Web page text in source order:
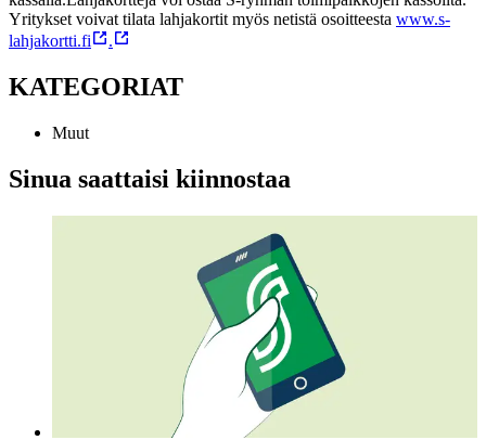
Yritykset voivat tilata lahjakortit myös netistä osoitteesta www.s-
lahjakortti.fi
.
KATEGORIAT
Muut
Sinua saattaisi kiinnostaa